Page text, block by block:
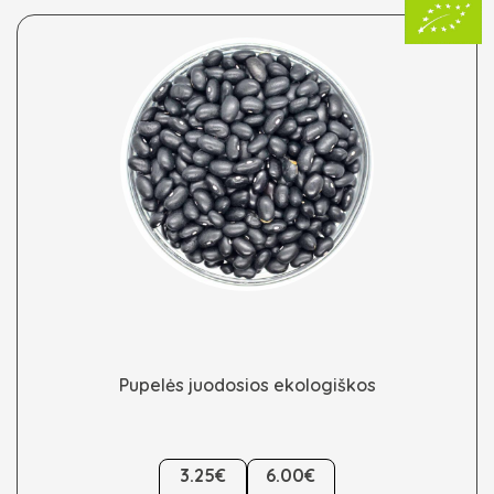
on
the
product
page
Pupelės juodosios ekologiškos
This
product
3.25€ 6.00€